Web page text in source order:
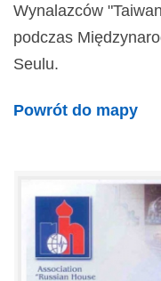
Wynalazców
podczas
Seulu.
Powrót do mapy